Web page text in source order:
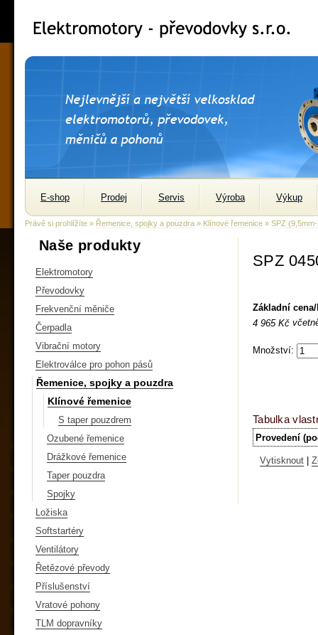
E-shop Prodej Servis Výroba Výkup
Právě si prohlížíte » Řemenice, spojky a pouzdra » Klínové řemenice » SPZ
Naše produkty
Elektromotory
Převodovky
Frekvenční měniče
Čerpadla
Vibrační motory
Elektroválce pro pohon pásů
Řemenice, spojky a pouzdra
Klínové řemenice
S taper pouzdrem
Ozubené řemenice
Drážkové řemenice
Taper pouzdra
Spojky
Ložiska
Softstartéry
Ventilátory
Řetězové převody
Příslušenství
Vratové pohony
TLM dopravníky
SPZ
Základní
4 965 Kč
Množství:
Tabulka
Provedení
Vytisknout